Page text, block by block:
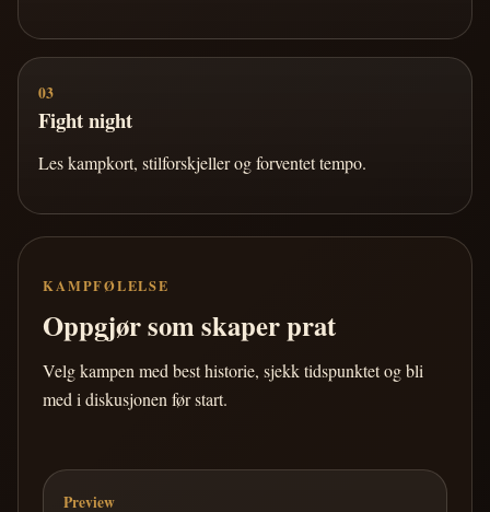
03
Fight night
Les kampkort, stilforskjeller og forventet tempo.
KAMPFØLELSE
Oppgjør som skaper prat
Velg kampen med best historie, sjekk tidspunktet og bli
med i diskusjonen før start.
Preview